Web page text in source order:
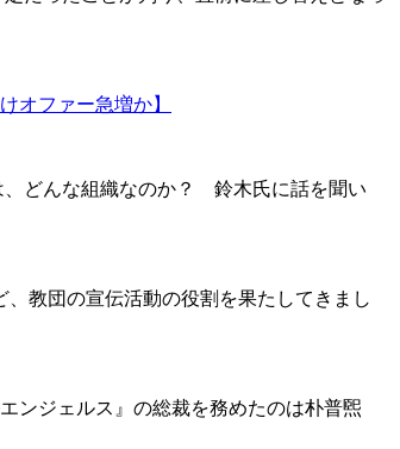
オファー急増か】
、どんな組織なのか？ 鈴木氏に話を聞い
教団の宣伝活動の役割を果たしてきまし
ンジェルス』の総裁を務めたのは朴普煕